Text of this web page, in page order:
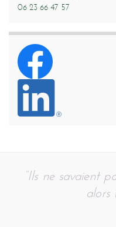
06 23 66 47 57
“Ils ne savaient
alors